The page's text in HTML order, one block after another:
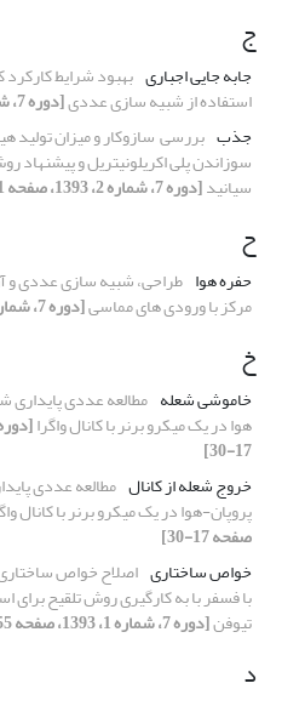
ج
جابه­ جایی اجباری بهبود شرایط کارکرد
استفاده از شبیه‏ سازی عددی[دوره 7، شماره 2، 1393، صفحه 1-15]
جذب بررسی سازوکار و میزان تولید
سوزاندن پلی اکریلونیتریل و
سیانید[دوره 7، شماره 2، 1393، صفحه 61-75]
ح
حفره هوا طراحی، شبیه ­سازی عددی و
مرکز با ورودی­ های مماسی[دوره 7، شماره 2، 1393، صفحه 97-110]
خ
خاموشی شعله مطالعه عددی پایداری
هوا در یک میکرو برنر با کانال واگرا
17-30]
خروج شعله از کانال مطالعه عددی
پروپان-هوا در یک میکرو برنر با کانال
صفحه 17-30]
خواص ساختاری
با فسفر با به­ کارگیری روش تلقیح برای
تیوفن[دوره 7، شماره 1، 1393، صفحه 55-71]
د